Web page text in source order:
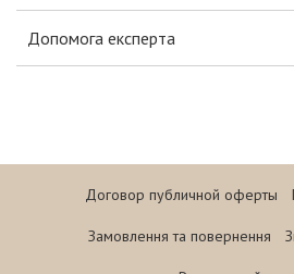
Допомога експерта
Договор публичной оферты
Замовлення та повернення